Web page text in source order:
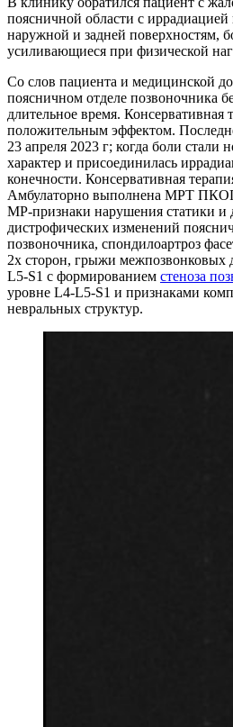
поясничной области с
наружной и задней поверхностям,
усиливающиеся при физической
Со слов пациента и медицинской
поясничном отделе позвоночника
длительное время. Консервативная
положительным эффектом.
23 апреля 2023 г; когда боли стали
характер и присоединилась
конечности. Консервативная
Амбулаторно выполнена МРТ
МР-признаки нарушения статики и
дистрофических изменений
позвоночника, спондилоартроз
2х сторон, грыжи межпозвонковых
L5-S1 с формированием стеноза
уровне L4-L5-S1 и признаками
невральных структур.